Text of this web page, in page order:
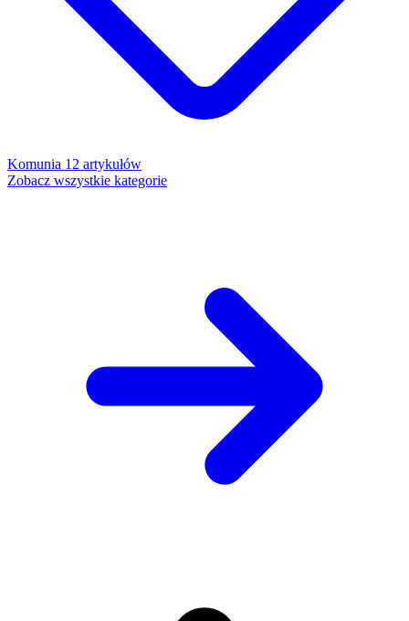
Komunia 12 artykułów
Zobacz wszystkie kategorie